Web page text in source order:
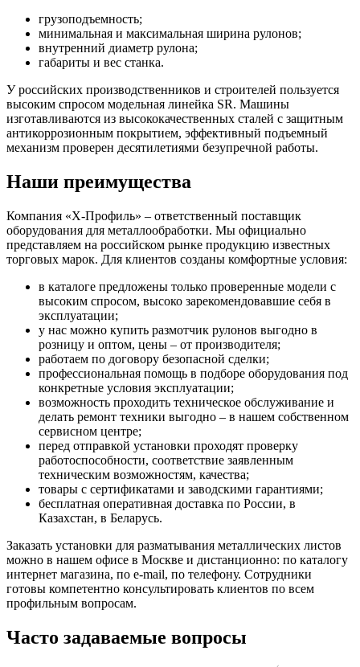
грузоподъемность;
минимальная и максимальная ширина рулонов;
внутренний диаметр рулона;
габариты и вес станка.
У российских производственников и строителей пользуется
высоким спросом модельная линейка SR. Машины
изготавливаются из высококачественных сталей с защитным
антикоррозионным покрытием, эффективный подъемный
механизм проверен десятилетиями безупречной работы.
Наши преимущества
Компания «X-Профиль» – ответственный поставщик
оборудования для металлообработки. Мы официально
представляем на российском рынке продукцию известных
торговых марок. Для клиентов созданы комфортные условия:
в каталоге предложены только проверенные модели с
высоким спросом, высоко зарекомендовавшие себя в
эксплуатации;
у нас можно купить размотчик рулонов выгодно в
розницу и оптом, цены – от производителя;
работаем по договору безопасной сделки;
профессиональная помощь в подборе оборудования под
конкретные условия эксплуатации;
возможность проходить техническое обслуживание и
делать ремонт техники выгодно – в нашем собственном
сервисном центре;
перед отправкой установки проходят проверку
работоспособности, соответствие заявленным
техническим возможностям, качества;
товары с сертификатами и заводскими гарантиями;
бесплатная оперативная доставка по России, в
Казахстан, в Беларусь.
Заказать установки для разматывания металлических листов
можно в нашем офисе в Москве и дистанционно: по каталогу
интернет магазина, по e-mail, по телефону. Сотрудники
готовы компетентно консультировать клиентов по всем
профильным вопросам.
Часто задаваемые вопросы